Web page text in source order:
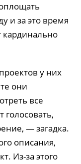
и за это время
кардинально
у них
они
все
голосовать,
— загадка.
описания,
Из-за этого